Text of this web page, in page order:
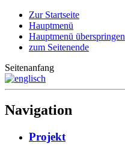
Zur Startseite
Hauptmenü
Hauptmenü überspringen
zum Seitenende
Seitenanfang
Navigation
Projekt